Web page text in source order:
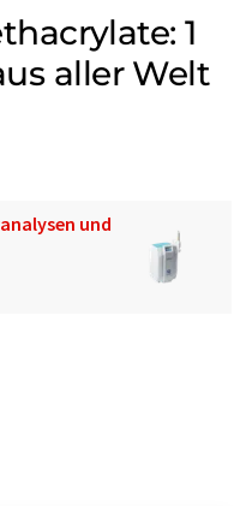
1
aller Welt
und